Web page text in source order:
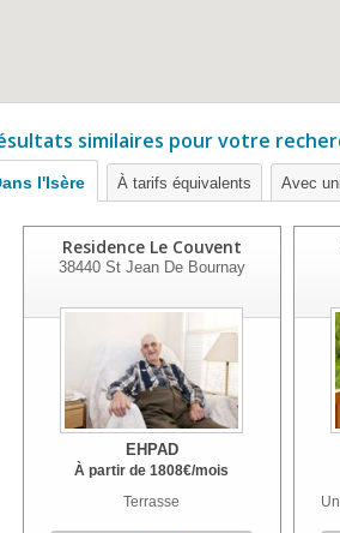
similaires pour votre
l'Isère À tarifs équivalents Avec
Residence Le Couvent
38440St Jean De Bournay
EHPAD
À partir de 1808€/mois
Terrasse